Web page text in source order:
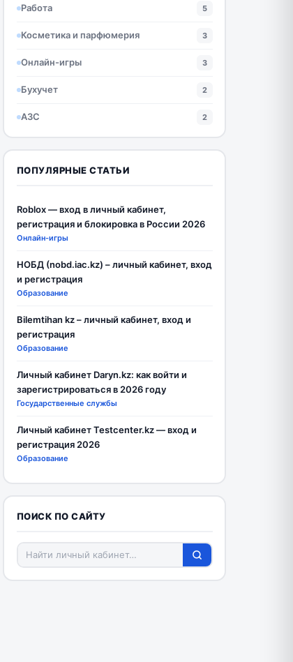
Работа 5
Косметика и парфюмерия 3
Онлайн-игры 3
Бухучет 2
АЗС 2
ПОПУЛЯРНЫЕ СТАТЬИ
Roblox — вход в личный кабинет,
регистрация и блокировка в России 2026
Онлайн-игры
НОБД (nobd.iac.kz) – личный кабинет, вход
и регистрация
Образование
Bilemtihan kz – личный кабинет, вход и
регистрация
Образование
Личный кабинет Daryn.kz: как войти и
зарегистрироваться в 2026 году
Государственные службы
Личный кабинет Testcenter.kz — вход и
регистрация 2026
Образование
ПОИСК ПО САЙТУ